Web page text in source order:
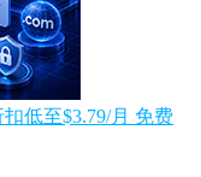
低至$3.79/月 免费